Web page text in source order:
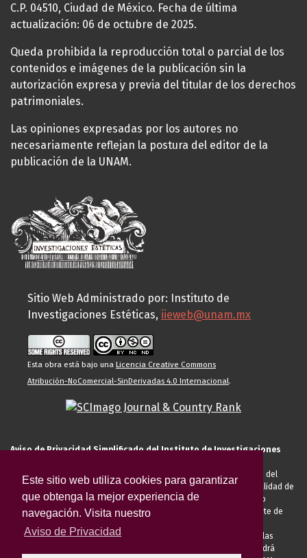
Este sitio web utiliza cookies para garantizar
que obtenga la mejor experiencia de
navegación. Visita nuestro
Aviso de Privacidad
C.P. 04510, Ciudad de México. Fecha de última
actualización: 06 de octubre de 2025.
Queda prohibida la reproducción total o parcial de los
contenidos e imágenes de la publicación sin la
autorización expresa y previa del titular de los derechos
patrimoniales.
Las opiniones expresadas por los autores no
necesariamente reflejan la postura del editor de la
publicación de la UNAM.
Sitio Web Administrado por: Instituto de
Investigaciones Estéticas, iieweb@unam.mx
Esta obra está bajo una Licencia Creative Commons
Atribución-NoComercial-SinDerivadas 4.0 Internacional.
Aviso de Privacidad Simplificado del Instituto de Investigaciones
El Instituto de Investigaciones Estéticas de la UNAM, es responsable del
tratamiento de sus datos personales para el registro de usted en calidad de
alumno, docente, personal de la entidad académica, conferencista o
invitado externo (nacional o extranjero), visitante, proveedor o cliente de
anteriormente descritas u otras aquellas exigidas legalmente o por las
autoridades competentes podrá transferir sus datos personales. Podrá